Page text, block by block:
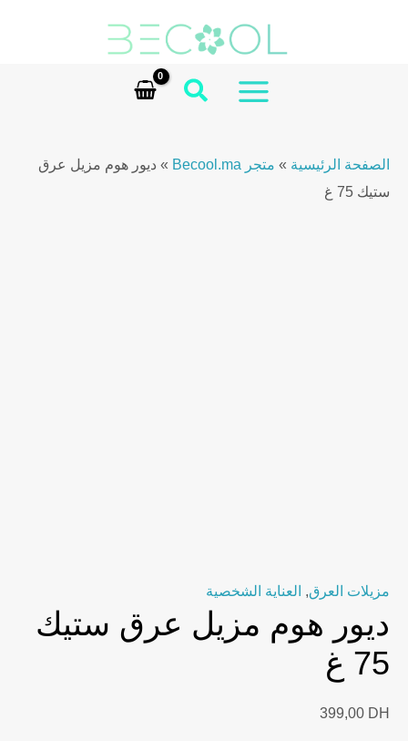
MAIN
الصفحة الرئيسية » متجر Becool.ma » ديور هوم مزيل عرق
ستيك 75 غ
مزيلات العرق, العناية الشخصية
ديور هوم مزيل عرق ستيك
75 غ
399,00 DH